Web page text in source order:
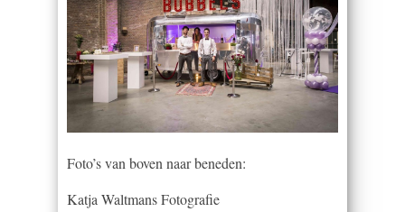
Foto’s van boven naar beneden:
Katja Waltmans Fotografie